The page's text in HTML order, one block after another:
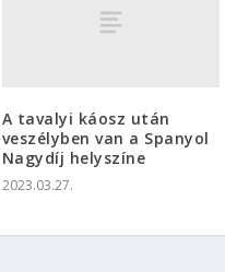
A tavalyi káosz után
veszélyben van a Spanyol
Nagydíj helyszíne
2023.03.27.